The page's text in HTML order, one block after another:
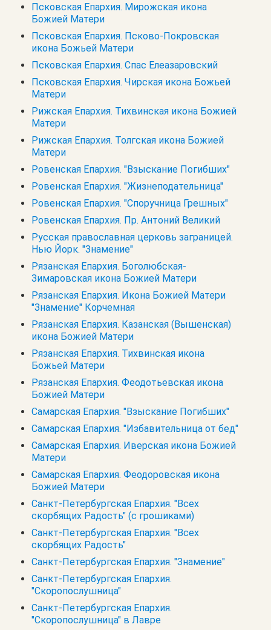
Псковская Епархия. Мирожская икона
Божией Матери
Псковская Епархия. Псково-Покровская
икона Божьей Матери
Псковская Епархия. Спас Елеазаровский
Псковская Епархия. Чирская икона Божьей
Матери
Рижская Епархия. Тихвинская икона Божией
Матери
Рижская Епархия. Толгская икона Божией
Матери
Ровенская Епархия. "Взыскание Погибших"
Ровенская Епархия. "Жизнеподательница"
Ровенская Епархия. "Споручница Грешных"
Ровенская Епархия. Пр. Антоний Великий
Русская православная церковь заграницей.
Нью Йорк. "Знамение"
Рязанская Епархия. Боголюбская-
Зимаровская икона Божией Матери
Рязанская Епархия. Икона Божией Матери
"Знамение" Корчемная
Рязанская Епархия. Казанская (Вышенская)
икона Божией Матери
Рязанская Епархия. Тихвинская икона
Божьей Матери
Рязанская Епархия. Феодотьевская икона
Божией Матери
Самарская Епархия. "Взыскание Погибших"
Самарская Епархия. "Избавительница от бед"
Самарская Епархия. Иверская икона Божией
Матери
Самарская Епархия. Феодоровская икона
Божией Матери
Санкт-Петербургская Епархия. "Всех
скорбящих Радость" (с грошиками)
Санкт-Петербургская Епархия. "Всех
скорбящих Радость"
Санкт-Петербургская Епархия. "Знамение"
Санкт-Петербургская Епархия.
"Скоропослушница"
Санкт-Петербургская Епархия.
"Скоропослушница" в Лавре